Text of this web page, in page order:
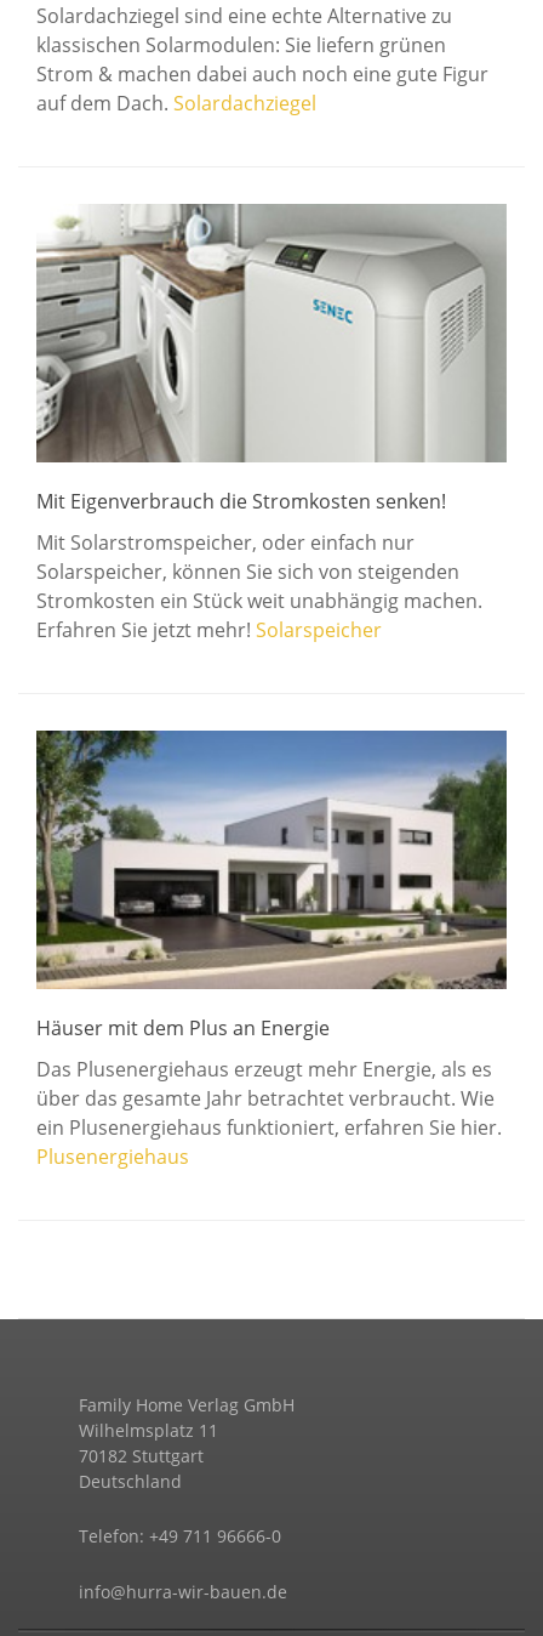
Solardachziegel sind eine echte Alternative zu
klassischen Solarmodulen: Sie liefern grünen
Strom & machen dabei auch noch eine gute Figur
auf dem Dach. Solardachziegel
Mit Eigenverbrauch die Stromkosten senken!
Mit Solarstromspeicher, oder einfach nur
Solarspeicher, können Sie sich von steigenden
Stromkosten ein Stück weit unabhängig machen.
Erfahren Sie jetzt mehr! Solarspeicher
Häuser mit dem Plus an Energie
Das Plusenergiehaus erzeugt mehr Energie, als es
über das gesamte Jahr betrachtet verbraucht. Wie
ein Plusenergiehaus funktioniert, erfahren Sie hier.
Plusenergiehaus
Family Home Verlag GmbH
Wilhelmsplatz 11
70182 Stuttgart
Deutschland
Telefon: +49 711 96666-0
info@hurra-wir-bauen.de